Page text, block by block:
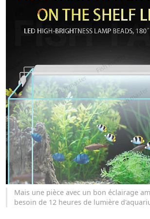
Mais une pièce avec un bon éclairage
besoin de 12 heures de lumière